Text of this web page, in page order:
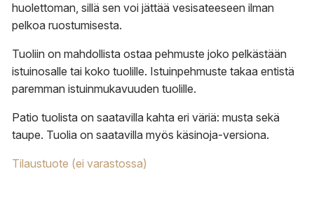
huolettoman, sillä sen voi jättää vesisateeseen ilman
pelkoa ruostumisesta.
Tuoliin on mahdollista ostaa pehmuste joko pelkästään
istuinosalle tai koko tuolille. Istuinpehmuste takaa entistä
paremman istuinmukavuuden tuolille.
Patio tuolista on saatavilla kahta eri väriä: musta sekä
taupe. Tuolia on saatavilla myös käsinoja-versiona.
Tilaustuote (ei varastossa)